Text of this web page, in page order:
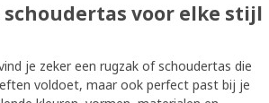
schoudertas voor elke stijl
je zeker een rugzak of schoudertas die
voldoet, maar ook perfect past bij je